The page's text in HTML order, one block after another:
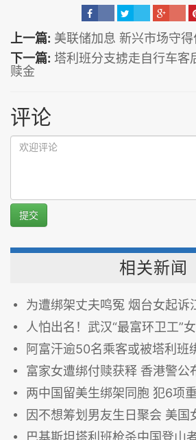
上一篇: 美联储加息 新兴市场守得
下一篇: 塔利班分支掳走自行车客
赎金
评论
提交
相关新闻
为遭绑架丈夫鸣冤 烟台女起诉
人怕出名！武汉“最富环卫工”女儿被
阿富汗逾50名乘客或被塔利班
富家女遭绑付赎获释 香港警公
两中国留美生绑架同胞 犯6项
因不想筹划男友生日聚会 美国女
巴基斯坦塔利班枪杀中国登山